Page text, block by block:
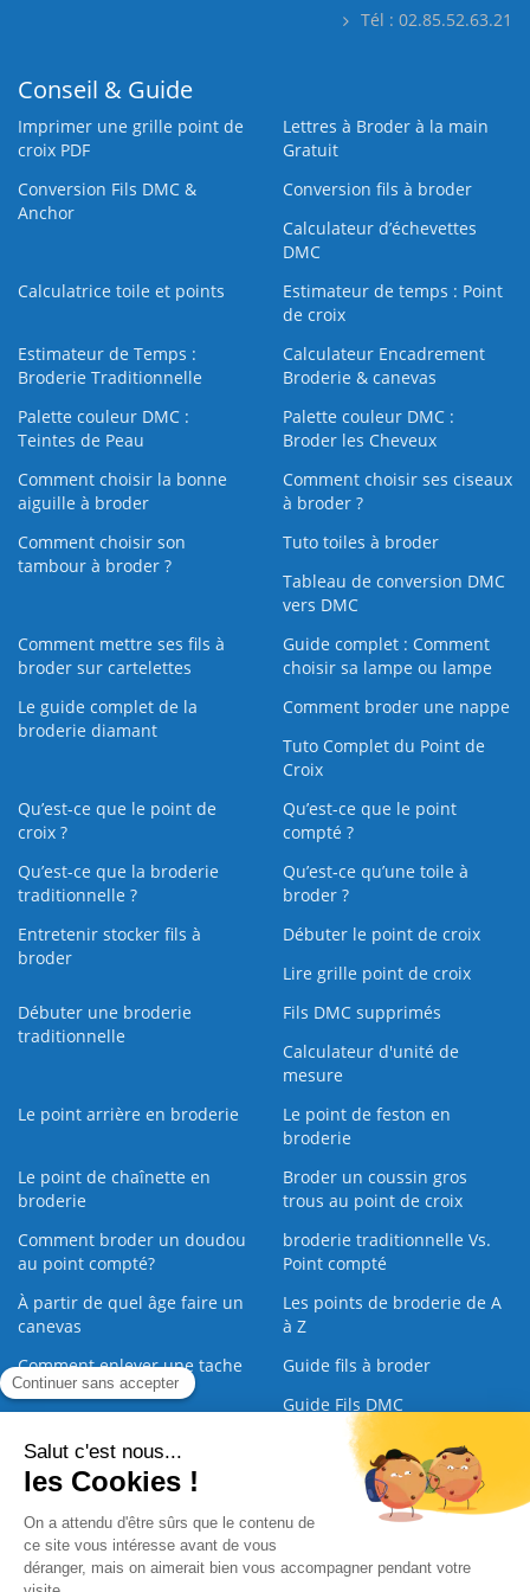
Tél : 02.85.52.63.21
Conseil & Guide
Imprimer une grille point de
croix PDF
Lettres à Broder à la main
Gratuit
Conversion Fils DMC &
Anchor
Conversion fils à broder
Calculateur d’échevettes
DMC
Calculatrice toile et points
Estimateur de temps : Point
de croix
Estimateur de Temps :
Broderie Traditionnelle
Calculateur Encadrement
Broderie & canevas
Palette couleur DMC :
Teintes de Peau
Palette couleur DMC :
Broder les Cheveux
Comment choisir la bonne
aiguille à broder
Comment choisir ses ciseaux
à broder ?
Comment choisir son
tambour à broder ?
Tuto toiles à broder
Tableau de conversion DMC
vers DMC
Comment mettre ses fils à
broder sur cartelettes
Guide complet : Comment
choisir sa lampe ou lampe
Le guide complet de la
broderie diamant
Comment broder une nappe
Tuto Complet du Point de
Croix
Qu’est-ce que le point de
croix ?
Qu’est-ce que le point
compté ?
Qu’est-ce que la broderie
traditionnelle ?
Qu’est‑ce qu’une toile à
broder ?
Entretenir stocker fils à
broder
Débuter le point de croix
Lire grille point de croix
Débuter une broderie
traditionnelle
Fils DMC supprimés
Calculateur d'unité de
mesure
Le point arrière en broderie
Le point de feston en
broderie
Le point de chaînette en
broderie
Broder un coussin gros
trous au point de croix
Comment broder un doudou
au point compté?
broderie traditionnelle Vs.
Point compté
À partir de quel âge faire un
canevas
Les points de broderie de A
à Z
Comment enlever une tache
sur une broderie
Guide fils à broder
Guide Fils DMC
Guide de la Broderie
Commande Papier | Qui sommes nous | Nous contacter |